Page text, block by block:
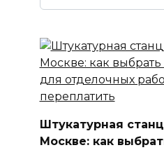
Штукатурная
Москве: как